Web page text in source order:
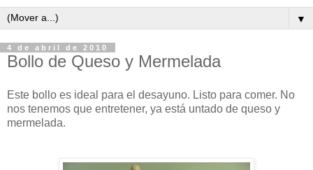
▼
4 de abril de 2010
Bollo de Queso y Mermelada
Este bollo es ideal para el desayuno. Listo para comer. No
nos tenemos que entretener, ya está untado de queso y
mermelada.